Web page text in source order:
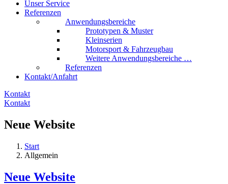
Unser Service
Referenzen
Anwendungsbereiche
Prototypen & Muster
Kleinserien
Motorsport & Fahrzeugbau
Weitere Anwendungsbereiche …
Referenzen
Kontakt/Anfahrt
Kontakt
Kontakt
Neue Website
Start
Allgemein
Neue Website